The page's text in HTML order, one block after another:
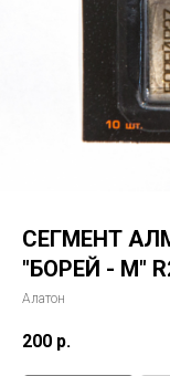
СЕГМЕНТ
"БОРЕЙ - М"
Алатон
200 р.